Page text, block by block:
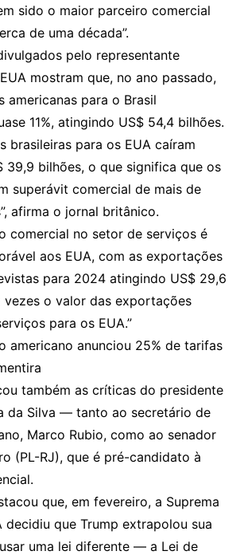
sido o maior parceiro comercial
de uma década”.
pelo representante
mostram que, no ano passado,
americanas para o Brasil
11%, atingindo US$ 54,4 bilhões.
brasileiras para os EUA caíram
39,9 bilhões, o que significa que os
superávit comercial de mais de
afirma o jornal britânico.
comercial no setor de serviços é
aos EUA, com as exportações
para 2024 atingindo US$ 29,6
vezes o valor das exportações
para os EUA.”
americano anunciou 25% de tarifas
também as críticas do presidente
da Silva — tanto ao secretário de
Marco Rubio, como ao senador
(PL-RJ), que é pré-candidato à
que, em fevereiro, a Suprema
decidiu que Trump extrapolou sua
uma lei diferente — a Lei de